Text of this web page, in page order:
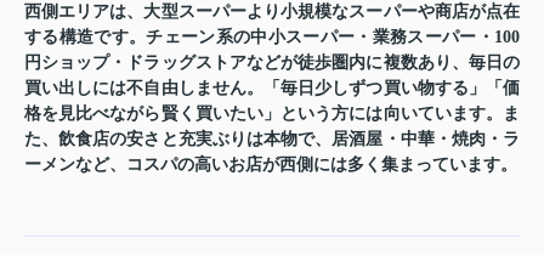
西側エリアは、大型スーパーより小規模なスーパーや商店が点在
する構造です。チェーン系の中小スーパー・業務スーパー・100
円ショップ・ドラッグストアなどが徒歩圏内に複数あり、毎日の
買い出しには不自由しません。「毎日少しずつ買い物する」「価
格を見比べながら賢く買いたい」という方には向いています。ま
た、飲食店の安さと充実ぶりは本物で、居酒屋・中華・焼肉・ラ
ーメンなど、コスパの高いお店が西側には多く集まっています。